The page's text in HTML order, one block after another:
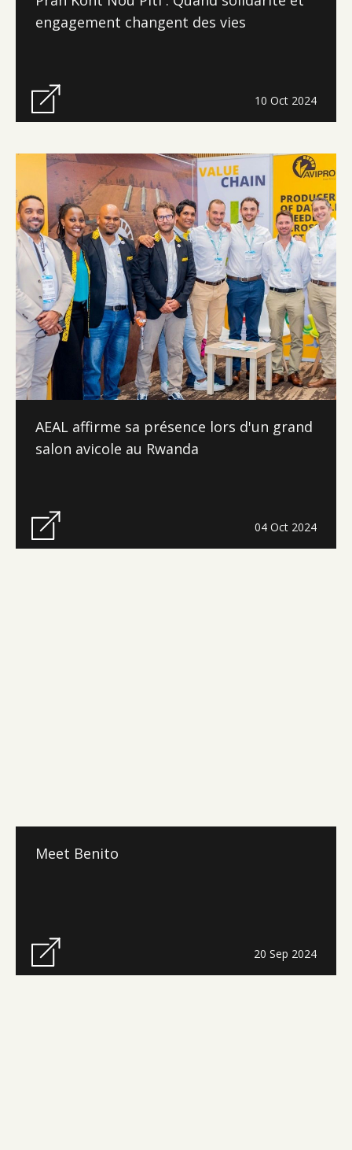
engagement changent des vies
10 Oct 2024
AEAL affirme sa présence lors d'un grand
salon avicole au Rwanda
04 Oct 2024
Meet Benito
20 Sep 2024